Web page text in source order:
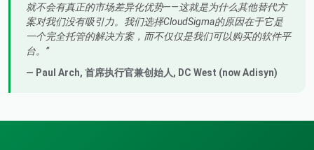
就不会有真正的市场差异化优势——这就是为什么其他替代方
案对我们没有吸引力。我们选择CloudSigma的原因在于它是
一个完全托管的解决方案，而不仅仅是我们可以购买的软件平
台。
— Paul Arch,首席执行官兼创始人, DC West (now Adisyn)